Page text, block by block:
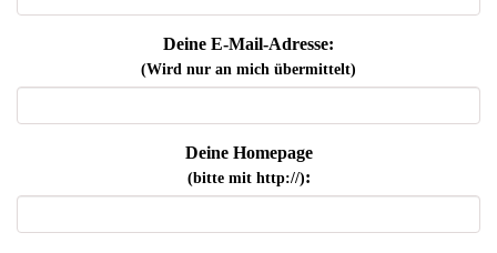
Deine E-Mail-Adresse:
(Wird nur an mich übermittelt)
Deine Homepage
(bitte mit http://):